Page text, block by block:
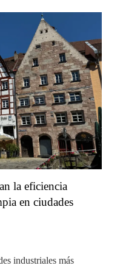
la eficiencia
en ciudades
industriales más